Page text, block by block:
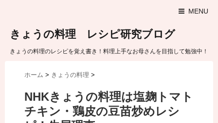
MENU
きょうの料理 レシピ研究ブログ
きょうの料理のレシピを覚え書き！料理上手なお母さんを目指して勉強中！
ホーム > きょうの料理 >
NHKきょうの料理は塩麹トマト
チキン・鶏皮の豆苗炒めレシ